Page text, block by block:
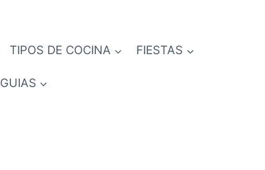
TIPOS DE COCINA FIESTAS
GUIAS